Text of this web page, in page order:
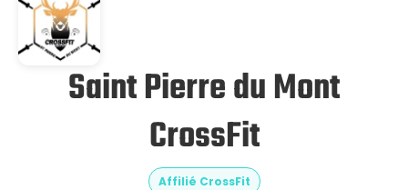
Codes
Promo
Saint Pierre du Mont
CrossFit
Affilié CrossFit